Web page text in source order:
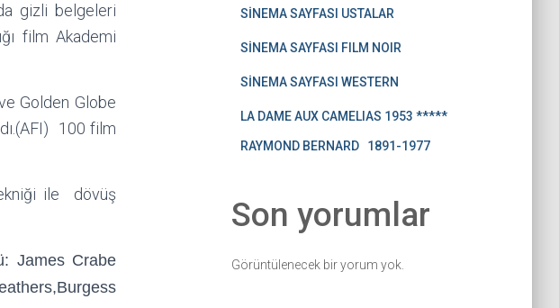
gizli belgeleri
film Akademi
Golden Globe
100 film
ile dövüş
James Crabe
SİNEMA SAYFASI USTALAR
SİNEMA SAYFASI FILM NOIR
SİNEMA SAYFASI WESTERN
LA DAME AUX CAMELIAS 1953 *****
RAYMOND BERNARD 1891-1977
Son yorumlar
Görüntülenecek bir yorum yok.